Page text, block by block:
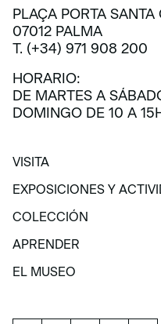
PLAÇA PORTA SANTA
07012 PALMA
T. (+34) 971 908 200
HORARIO:
DE MARTES A
DOMINGO DE 10 A
VISITA
VISITA
EXPOSICIONES Y
EXPOSICIONES Y
COLECCIÓN
COLECCIÓN
APRENDER
APRENDER
EL MUSEO